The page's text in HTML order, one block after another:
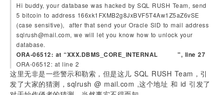
Hi buddy, your database was hacked by SQL RUSH Team, send
5 bitcoin to address 166xk1FXMB2g8JxBVF5T4Aw1Z5aZ6vSE
(case sensitive),  after that send your Oracle SID to mail address
sqlrush@mail.com, we will let you know how to unlock your
database.
ORA-06512: at “XXX.DBMS_CORE_INTERNAL         ", line 27
ORA-06512: at line 2
这里无非是一些警示和勒索，但是这儿 SQL RUSH Team，引
发了大家的猜测，sqlrush @ mail.com ,这个地址 和 id 引发了